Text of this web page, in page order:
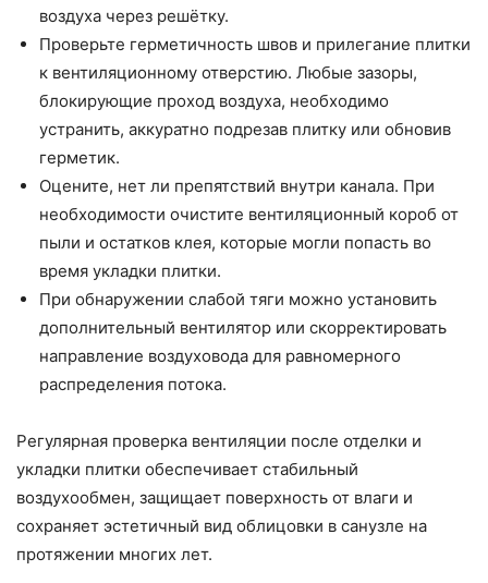
воздуха через решётку.
Проверьте герметичность швов и прилегание плитки
к вентиляционному отверстию. Любые зазоры,
блокирующие проход воздуха, необходимо
устранить, аккуратно подрезав плитку или обновив
герметик.
Оцените, нет ли препятствий внутри канала. При
необходимости очистите вентиляционный короб от
пыли и остатков клея, которые могли попасть во
время укладки плитки.
При обнаружении слабой тяги можно установить
дополнительный вентилятор или скорректировать
направление воздуховода для равномерного
распределения потока.
Регулярная проверка вентиляции после отделки и
укладки плитки обеспечивает стабильный
воздухообмен, защищает поверхность от влаги и
сохраняет эстетичный вид облицовки в санузле на
протяжении многих лет.